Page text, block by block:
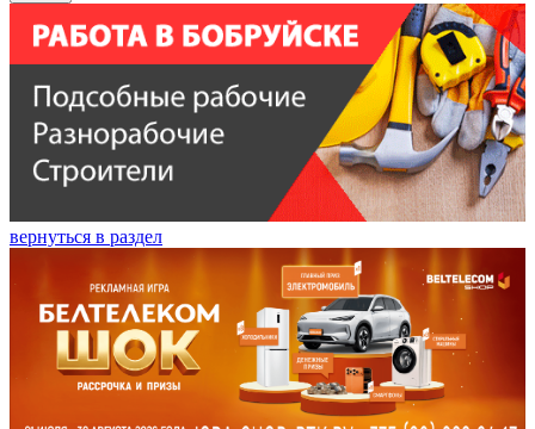
вернуться в раздел